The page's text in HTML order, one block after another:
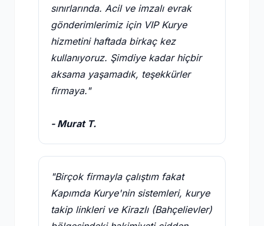
sınırlarında. Acil ve imzalı evrak
gönderimlerimiz için VIP Kurye
hizmetini haftada birkaç kez
kullanıyoruz. Şimdiye kadar hiçbir
aksama yaşamadık, teşekkürler
firmaya."
- Murat T.
"Birçok firmayla çalıştım fakat
Kapımda Kurye'nin sistemleri, kurye
takip linkleri ve Kirazlı (Bahçelievler)